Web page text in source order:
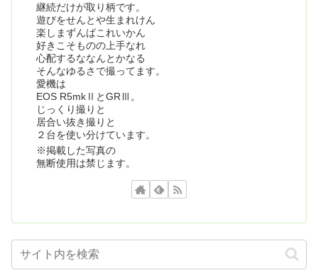
継続だけが取り柄です。
遊びをせんとや生まれけん
楽しまずんばこれいかん
好きこそものの上手なれ
心配するななんとかなる
そんなゆるさで撮ってます。
愛機は
EOS R5mkⅡとGRⅢ。
じっくり撮りと
居合い抜き撮りと
２台を使い分けています。
※掲載した写真の
無断使用は禁じます。